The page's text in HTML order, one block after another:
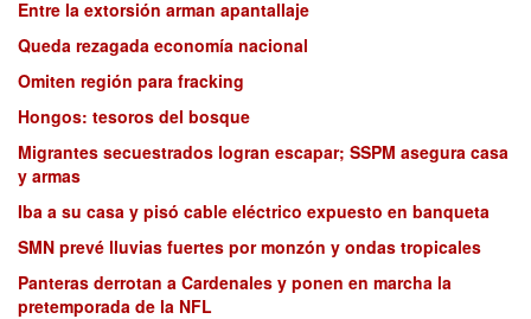
Entre la extorsión arman apantallaje
Queda rezagada economía nacional
Omiten región para fracking
Hongos: tesoros del bosque
Migrantes secuestrados logran escapar; SSPM asegura casa
y armas
Iba a su casa y pisó cable eléctrico expuesto en banqueta
SMN prevé lluvias fuertes por monzón y ondas tropicales
Panteras derrotan a Cardenales y ponen en marcha la
pretemporada de la NFL